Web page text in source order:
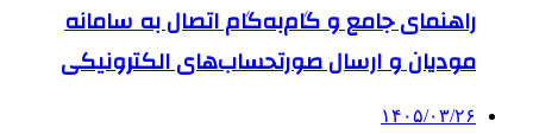
راهنمای جامع و گام‌به‌گام اتصال به سامانه
مودیان و ارسال صورتحساب‌های الکترونیکی
۱۴۰۵/۰۳/۲۶